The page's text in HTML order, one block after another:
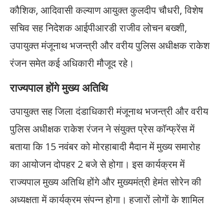
कौशिक, आदिवासी कल्याण आयुक्त कुलदीप चौधरी, विशेष
सचिव सह निदेशक आईपीआरडी राजीव लोचन बख्शी,
उपायुक्त मंजूनाथ भजन्त्री और वरीय पुलिस अधीक्षक राकेश
रंजन समेत कई अधिकारी मौजूद रहे।
राज्यपाल होंगे मुख्य अतिथि
उपायुक्त सह जिला दंडाधिकारी मंजूनाथ भजन्त्री और वरीय
पुलिस अधीक्षक राकेश रंजन ने संयुक्त प्रेस कॉन्फ्रेंस में
बताया कि 15 नवंबर को मोरहाबादी मैदान में मुख्य समारोह
का आयोजन दोपहर 2 बजे से होगा। इस कार्यक्रम में
राज्यपाल मुख्य अतिथि होंगे और मुख्यमंत्री हेमंत सोरेन की
अध्यक्षता में कार्यक्रम संपन्न होगा। हजारों लोगों के शामिल